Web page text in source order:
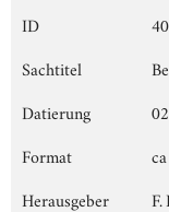
ID
Sachtitel
Datierung
Format
Herausgeber
F.